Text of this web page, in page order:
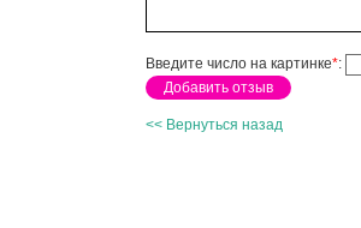
Введите число на картинке*:
<< Вернуться назад